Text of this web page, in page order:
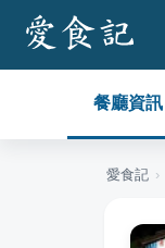
餐廳資訊
愛食記 ›